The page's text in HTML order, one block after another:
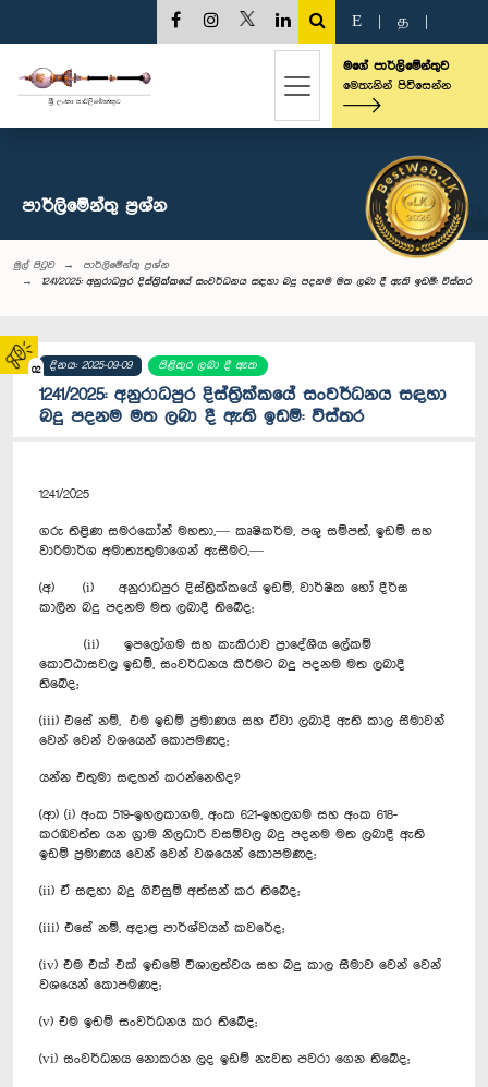
02
E த
මගේ පාර්ලිමේන්තුව
මෙතැනින් පිවිසෙන්න
පාර්ලි‌මේන්තු‌ ප්‍රශ්න
මුල් පිටුව
පාර්ලි‌මේන්තු‌ ප්‍රශ්න
1241/2025: අනුරාධපුර දිස්ත්‍රික්කයේ සංවර්ධනය සඳහා බදු පදනම මත ලබා දී ඇති ඉඩම්: විස්තර
දිනය: 2025-09-09 පිළිතුර ලබා දී ඇත
1241/2025: අනුරාධපුර දිස්ත්‍රික්කයේ සංවර්ධනය සඳහා
බදු පදනම මත ලබා දී ඇති ඉඩම්: විස්තර
1241/2025
ගරු තිළිණ සමරකෝන් මහතා,— කෘෂිකර්ම, පශු සම්පත්, ඉඩම් සහ
වාරිමාර්ග අමාත්‍යතුමාගෙන් ඇසීමට,—
(අ) (i) අනුරාධපුර දිස්ත්‍රික්කයේ ඉඩම්, වාර්ෂික හෝ දීර්ඝ
කාලීන බදු පදනම මත ලබාදී තිබේද;
(ii) ඉපලෝගම සහ කැකිරාව ප්‍රාදේශීය ලේකම්
කොට්ඨාසවල ඉඩම්, සංවර්ධනය කිරීමට බදු පදනම මත ලබාදී
තිබේද;
(iii) එසේ නම්, එම ඉඩම් ප්‍රමාණය සහ ඒවා ලබාදී ඇති කාල සීමාවන්
වෙන් වෙන් වශයෙන් කොපමණද;
යන්න එතුමා සඳහන් කරන්නෙහිද?
(ආ) (i) අංක 519-ඉහලකාගම, අංක 621-ඉහලගම සහ අංක 618-
කරඹවත්ත යන ග්‍රාම නිලධාරි වසම්වල බදු පදනම මත ලබාදී ඇති
ඉඩම් ප්‍රමාණය වෙන් වෙන් වශයෙන් කොපමණද;
(ii) ඒ සඳහා බදු ගිවිසුම් අත්සන් කර තිබේද;
(iii) එසේ නම්, අදාළ පාර්ශ්වයන් කවරේද;
(iv) එම එක් එක් ඉඩමේ විශාලත්වය සහ බදු කාල සීමාව වෙන් වෙන්
වශයෙන් කොපමණද;
(v) එම ඉඩම් සංවර්ධනය කර තිබේද;
(vi) සංවර්ධනය නොකරන ලද ඉඩම් නැවත පවරා ගෙන තිබේද;